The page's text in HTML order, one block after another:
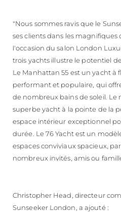
"Nous sommes ravis que le
ses clients dans les magnifiques
l'occasion du salon London
trois yachts illustre le potentiel
Le Manhattan 55 est un yacht à
performant et populaire, qui
de nombreux bains de soleil. Le
superbe yacht à la pointe de la
espace intérieur exceptionnel
durée. Le 76 Yacht est un
espaces conviviaux spacieux,
nombreux invités,
Christopher Head, directeur
Sunseeker